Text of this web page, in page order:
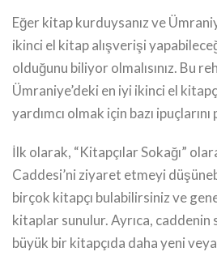
Eğer kitap kurduysanız ve
ikinci el kitap alışverişi
olduğunu biliyor olmalısınız. Bu
Ümraniye’deki en iyi ikinci el
yardımcı olmak için bazı ipuçlarını
İlk olarak, “Kitapçılar Sokağı”
Caddesi’ni ziyaret etmeyi
birçok kitapçı bulabilirsiniz ve
kitaplar sunulur. Ayrıca, caddenin
büyük bir kitapçıda daha yeni